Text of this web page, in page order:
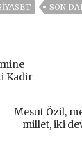
SON
Kadir
Mesut Özil,
millet, iki